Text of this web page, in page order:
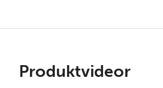
Produktvideor